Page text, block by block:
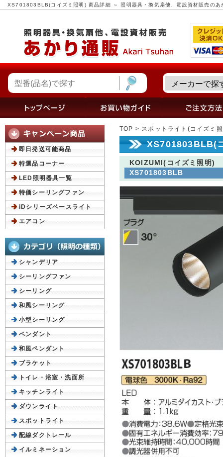
XS701803BLB(コイズミ照明) 商品詳細 ～ 照明器具・換気扇他、電設資材販売のあ
TOP > スポットライト(コイズミ
XS701803BLB(
KOIZUMI(コイズミ照明)
XS701803BLB
即日発送可能商品
特選品コーナー
LED照明器具一覧
特価シーリングファン
iDシリーズベースライト
エアコン
シャンデリア
シーリングファン
シーリング
和風シーリング
小型シーリング
ペンダント
和風ペンダント
ブラケット
トイレ・浴室・洗面所
キッチンライト
ダウンライト
スポットライト
配線ダクトレール
イルミネーション